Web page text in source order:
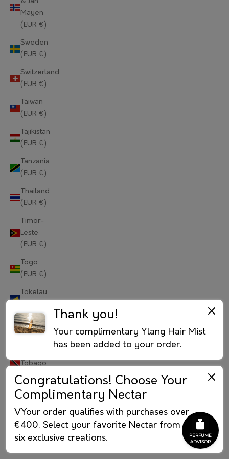
Mayen
(EUR €)
Sweden
(EUR €)
Switzerland
(EUR €)
Taiwan
(EUR €)
Tajikistan
(EUR €)
Tanzania
(EUR €)
Thailand
(EUR €)
Timor-
Leste
(EUR €)
Togo
(EUR €)
Tokelau
Tonga
(EUR €)
Tobago
(EUR €)
Tristan da
(EUR €)
Tunisia
Norway (EUR €)
Pakistan (EUR €)
Palestinian Territories (EUR €)
Panama (EUR €)
Papua New Guinea (EUR €)
Paraguay (EUR €)
Peru (EUR €)
Pitcairn Islands (EUR €)
Poland (EUR €)
Portugal (EUR €)
Qatar (EUR €)
Réunion (EUR €)
Romania (EUR €)
Russia (RUB ₽)
San Marino (EUR €)
São Tomé & Príncipe (EUR €)
Saudi Arabia (EUR €)
Thank you!
Your complimentary Ylang Hair Mist
has been added to your order.
Congratulations! Choose Your
Complimentary Nectar
VYour order qualifies with purchases over
€400. Select your favorite Nectar from our
six exclusive creations.